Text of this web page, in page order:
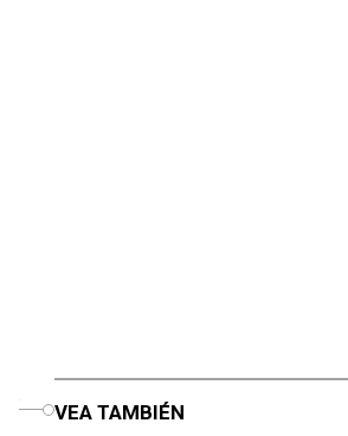
VEA TAMBIÉN